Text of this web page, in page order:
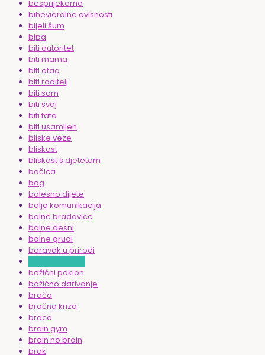
besprijekorno
bihevioralne ovisnosti
bijeli šum
bipa
biti autoritet
biti mama
biti otac
biti roditelj
biti sam
biti svoj
biti tata
biti usamljen
bliske veze
bliskost
bliskost s djetetom
bočica
bog
bolesno dijete
bolja komunikacija
bolne bradavice
bolne desni
bolne grudi
boravak u prirodi
božićni poklon
božićno darivanje
braća
bračna kriza
braco
brain gym
brain no brain
brak